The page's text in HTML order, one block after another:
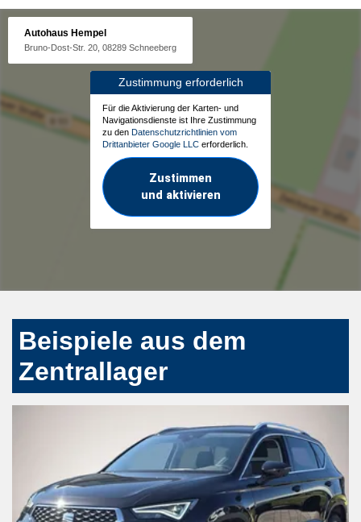
Autohaus Hempel
Bruno-Dost-Str. 20, 08289 Schneeberg
Zustimmung erforderlich
Für die Aktivierung der Karten- und
Navigationsdienste ist Ihre Zustimmung
zu den Datenschutzrichtlinien vom
Drittanbieter Google LLC erforderlich.
Zustimmen
und aktivieren
Beispiele aus dem
Zentrallager